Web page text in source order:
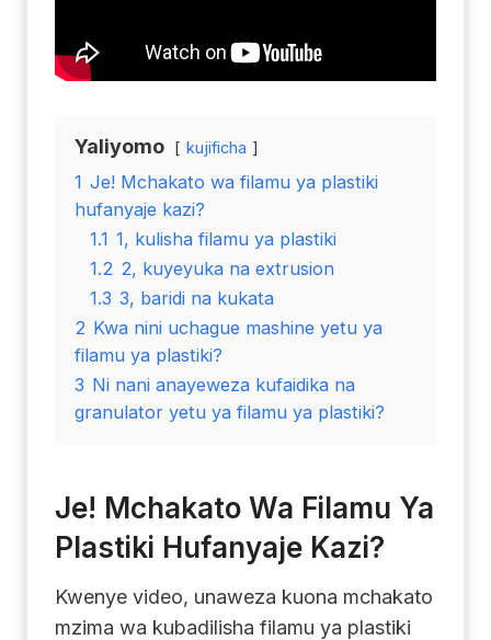
Yaliyomo kujificha
1 Je! Mchakato wa filamu ya plastiki
hufanyaje kazi?
1.1 1, kulisha filamu ya plastiki
1.2 2, kuyeyuka na extrusion
1.3 3, baridi na kukata
2 Kwa nini uchague mashine yetu ya
filamu ya plastiki?
3 Ni nani anayeweza kufaidika na
granulator yetu ya filamu ya plastiki?
Je! Mchakato Wa Filamu Ya
Plastiki Hufanyaje Kazi?
Kwenye video, unaweza kuona mchakato
mzima wa kubadilisha filamu ya plastiki